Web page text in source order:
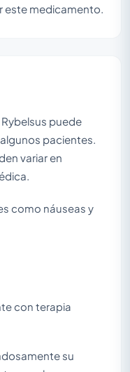
este medicamento.
puede
pacientes.
variar en
como náuseas y
con terapia
su